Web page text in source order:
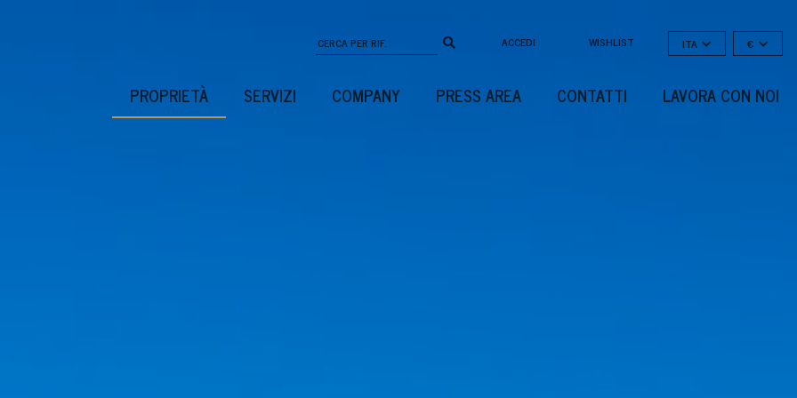
ACCEDI WISHLIST ITA €
PROPRIETÀ SERVIZI COMPANY PRESS AREA CONTATTI LAVORA CON NOI